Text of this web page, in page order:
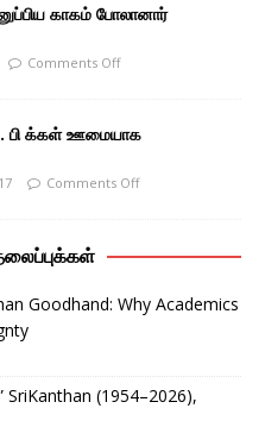
காகம் போலானார்
Comments Off
பி க்கள் ஊமையாக
Comments Off
Goodhand: Why Academics
(1954–2026),